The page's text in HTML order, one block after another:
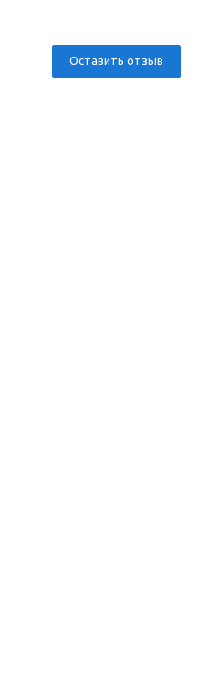
Оставить отзыв